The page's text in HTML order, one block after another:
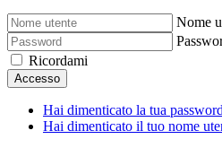
Nome
Ricordami
Accesso
Hai dimenticato la tua
Hai dimenticato il tuo nome